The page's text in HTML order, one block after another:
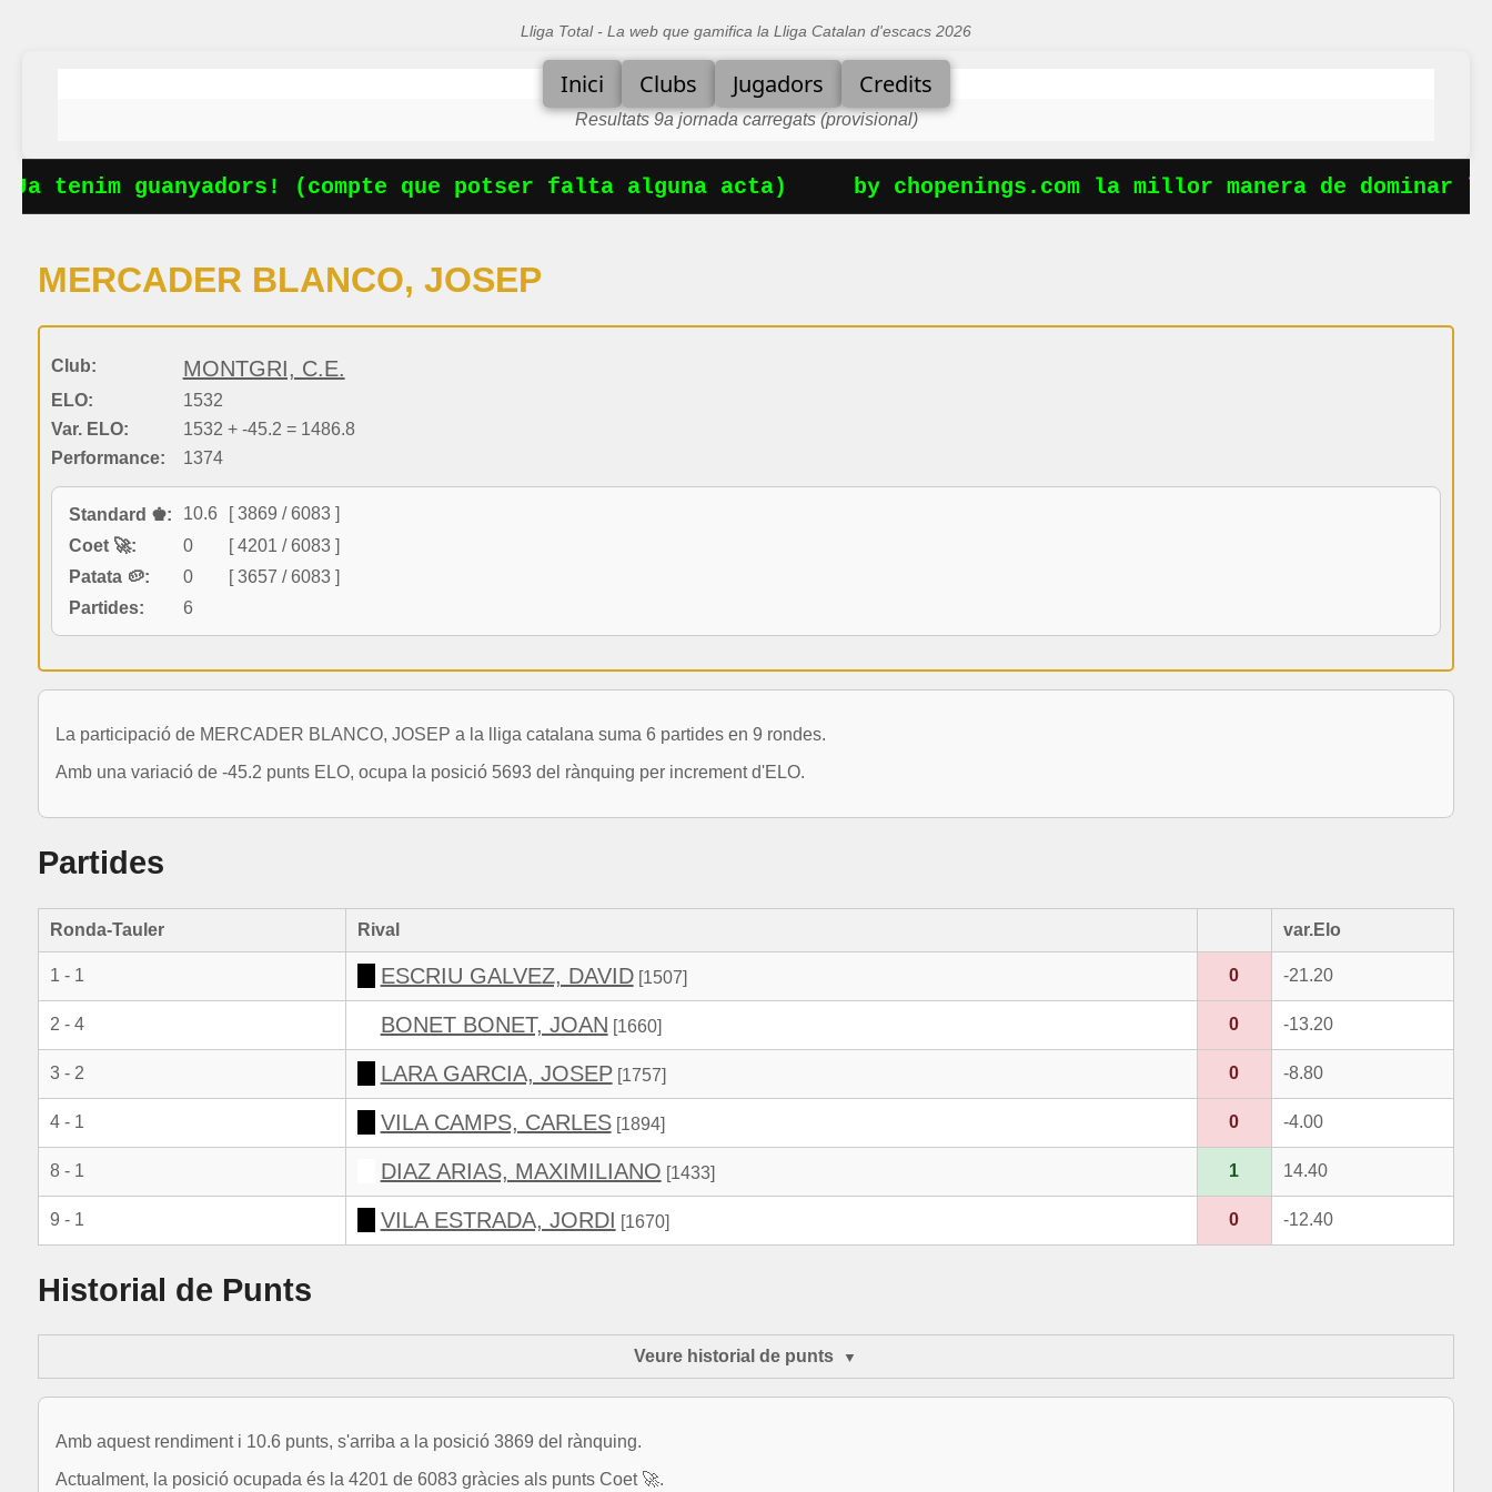
Lliga Total - La web que gamifica la Lliga Catalan d'escacs 2026
Inici Clubs Jugadors Credits
Resultats 9a jornada carregats (provisional)
tenim guanyadors! (compte que potser falta alguna acta) by chopenings.com la millor manera de dominar
MERCADER BLANCO, JOSEP
Club: MONTGRI, C.E.
ELO:
1532
Var. ELO:
1532 + -45.2 = 1486.8
Performance:
1374
Standard ♚: 10.6
[ 3869 / 6083 ]
Coet 🚀:
0
[ 4201 / 6083 ]
Patata 🥔:
0
[ 3657 / 6083 ]
Partides:
6
La participació de MERCADER BLANCO, JOSEP a la lliga catalana suma 6 partides en 9 rondes.
Amb una variació de -45.2 punts ELO, ocupa la posició 5693 del rànquing per increment d'ELO.
Partides
Ronda-Tauler Rival var.Elo
1 - 1 ESCRIU GALVEZ, DAVID[1507] 0 -21.20
2 - 4 BONET BONET, JOAN [1660] 0 -13.20
3 - 2 LARA GARCIA, JOSEP[1757] 0 -8.80
4 - 1 VILA CAMPS, CARLES[1894] 0 -4.00
8 - 1 DIAZ ARIAS, MAXIMILIANO [1433] 1 14.40
9 - 1 VILA ESTRADA, JORDI [1670] 0 -12.40
Historial de Punts
Veure historial de punts
Amb aquest rendiment i 10.6 punts, s'arriba a la posició 3869 del rànquing.
Actualment, la posició ocupada és la 4201 de 6083 gràcies als punts Coet 🚀.